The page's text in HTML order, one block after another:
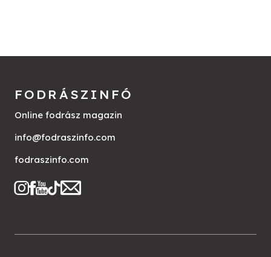
FODRÁSZINFÓ
Online fodrász magazin
info@fodraszinfo.com
fodraszinfo.com